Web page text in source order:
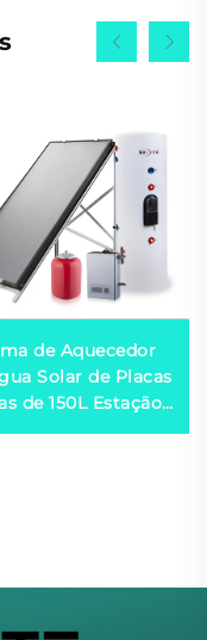
de Aquecedor
Solar de Placas
de 150L Estação
Incluída